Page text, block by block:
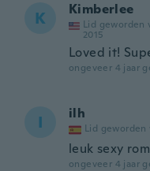
K Kimberlee
Lid geworden
2015
Loved it!
ongeveer 4 jaar
I ilh
Lid geworden
leuk sexy
ongeveer 4 jaar